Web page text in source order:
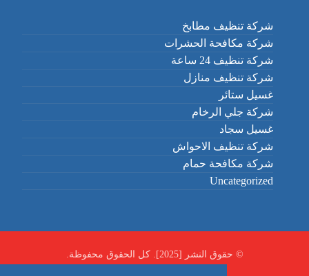
شركة تنظيف مطابخ
شركة مكافحة الحشرات
شركة تنظيف 24 ساعة
شركة تنظيف منازل
غسيل ستائر
شركة جلي الرخام
غسيل سجاد
شركة تنظيف الاحواش
شركة مكافحة حمام
Uncategorized
© حقوق النشر [2025]. كل الحقوق محفوظة.